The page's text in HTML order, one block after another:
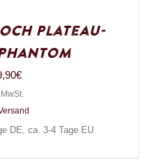
Plateau-
€
DE, ca. 3-4 Tage EU